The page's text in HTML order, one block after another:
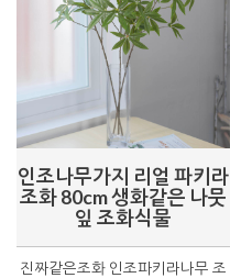
인조나무가지 리얼 파키라
조화 80cm 생화같은 나뭇
잎 조화식물
진짜같은조화 인조파키라나무 조